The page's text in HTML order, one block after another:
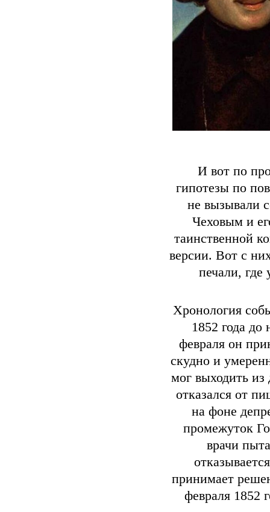
И вот по
гипотезы по
не вызывали
Чеховым и
таинственной
версии. Вот с
печали, где
Хронология
1852 года до
февраля он
скудно и
мог выходить из
отказался от
на фоне
промежуток
врачи
принимает
февраля 1852